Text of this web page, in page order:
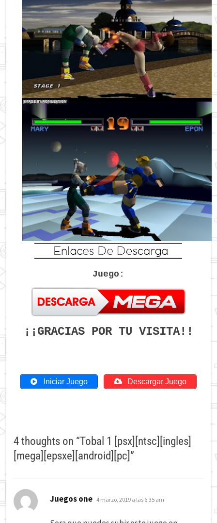
Juego:
¡¡GRACIAS POR TU VISITA!!
Iniciar Juego Descargar Juego
4 thoughts on “Tobal 1 [psx][ntsc][ingles]
[mega][epsxe][android][pc] ”
Juegos one dice:
4 marzo, 2019 a las 6:35 am